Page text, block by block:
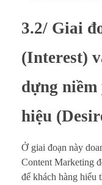
3.2/ Giai
(Interest)
dựng
hiệu
Ở giai đoạn này
Content Marketing
để khách hàng hiểu